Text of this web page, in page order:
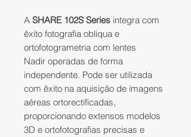
A SHARE 102S Series integra com
êxito fotografia obliqua e
ortofotogrametria com lentes
Nadir operadas de forma
independente. Pode ser utilizada
com êxito na aquisição de imagens
aéreas ortorectificadas,
proporcionando extensos modelos
3D e ortofotografias precisas e